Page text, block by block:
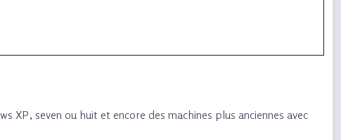
XP, seven ou huit et encore des machines plus anciennes avec